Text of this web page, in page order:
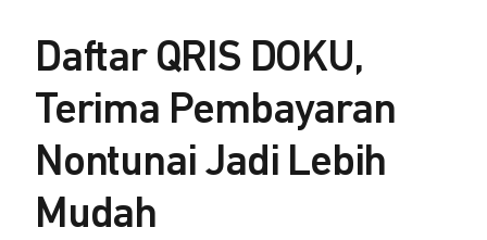
Daftar QRIS DOKU,
Terima Pembayaran
Nontunai Jadi Lebih
Mudah